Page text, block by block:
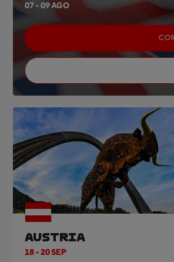
07 - 09 AGO
AUSTRIA
18 - 20 SEP